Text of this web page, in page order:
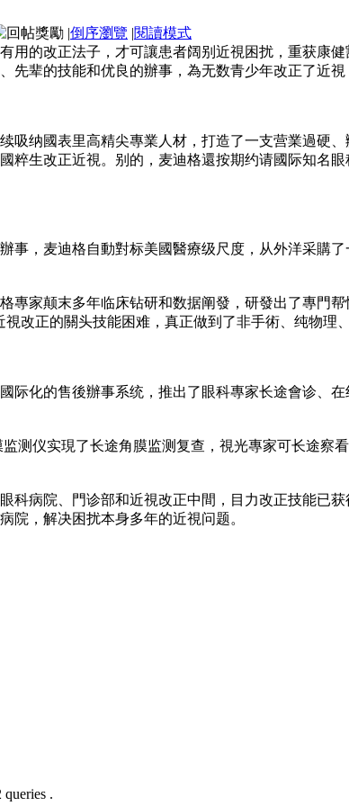
|倒序瀏覽 |閱讀模式
用的改正法子，才可讓患者阔别近視困扰，重获康
先辈的技能和优良的辦事，為无数青少年改正了近視
吸纳國表里高精尖專業人材，打造了一支营業過硬
粹生改正近視。别的，麦迪格還按期约请國际知名
事，麦迪格自動對标美國醫療级尺度，从外洋采購
專家颠末多年临床钻研和数据阐發，研發出了專門
改正的關头技能困难，真正做到了非手術、纯物理、
际化的售後辦事系统，推出了眼科專家长途會诊、
监测仪实現了长途角膜监测复查，視光專家可长途察
科病院、門诊部和近視改正中間，目力改正技能已
院，解决困扰本身多年的近視问题。
queries .